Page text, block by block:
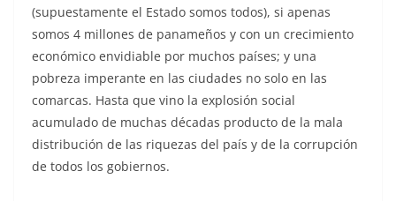
(supuestamente el Estado somos todos), si apenas
somos 4 millones de panameños y con un crecimiento
económico envidiable por muchos países; y una
pobreza imperante en las ciudades no solo en las
comarcas. Hasta que vino la explosión social
acumulado de muchas décadas producto de la mala
distribución de las riquezas del país y de la corrupción
de todos los gobiernos.